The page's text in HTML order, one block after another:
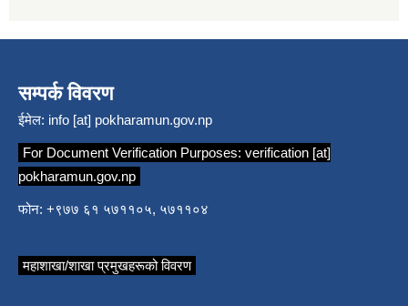
सम्पर्क विवरण
ईमेल: info [at] pokharamun.gov.np
For Document Verification Purposes: verification [at]
pokharamun.gov.np
फोन: +९७७ ६१ ५७११०५, ५७११०४
महाशाखा/शाखा प्रमुखहरूको विवरण